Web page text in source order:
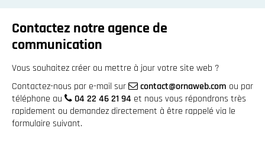
Contactez notre agence de
communication
Vous souhaitez créer ou mettre à jour votre site web ?
Contactez-nous par e-mail sur
contact@ornaweb.com ou par
téléphone au
04 22 46 21 94 et nous vous répondrons très
rapidement ou demandez directement à être rappelé via le
formulaire suivant.